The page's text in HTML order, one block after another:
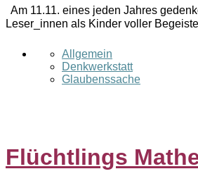
Am 11.11. eines jeden Jahres
Leser_innen als Kinder voller
Allgemein
Denkwerkstatt
Glaubenssache
Flüchtlings